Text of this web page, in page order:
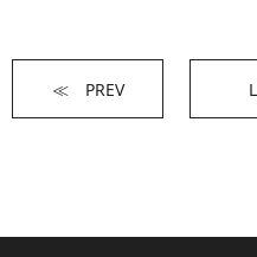
≪ PREV